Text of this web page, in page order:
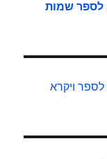
לספר שמות
ויקרא